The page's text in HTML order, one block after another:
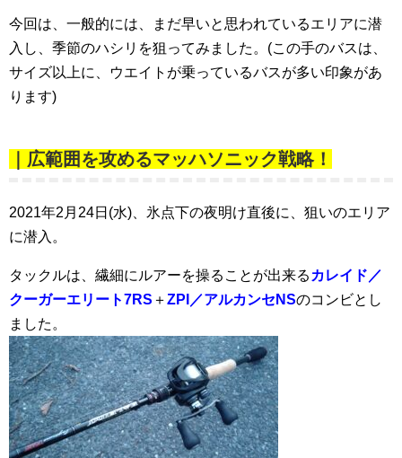
今回は、一般的には、まだ早いと思われているエリアに潜
入し、季節のハシリを狙ってみました。(この手のバスは、
サイズ以上に、ウエイトが乗っているバスが多い印象があ
ります)
｜広範囲を攻めるマッハソニック戦略！
2021年2月24日(水)、氷点下の夜明け直後に、狙いのエリア
に潜入。
タックルは、繊細にルアーを操ることが出来る カレイド／
クーガーエリート7RS ＋ZPI／アルカンセNSのコンビとし
ました。